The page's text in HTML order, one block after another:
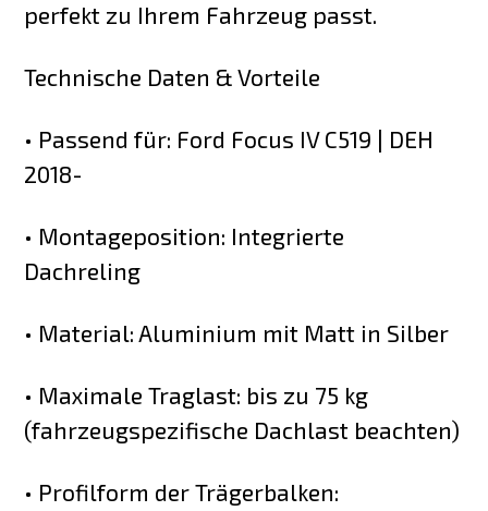
perfekt zu Ihrem Fahrzeug passt.
Technische Daten & Vorteile
• Passend für: Ford Focus IV C519 | DEH
2018-
• Montageposition: Integrierte
Dachreling
• Material: Aluminium mit Matt in Silber
• Maximale Traglast: bis zu 75 kg
(fahrzeugspezifische Dachlast beachten)
• Profilform der Trägerbalken: